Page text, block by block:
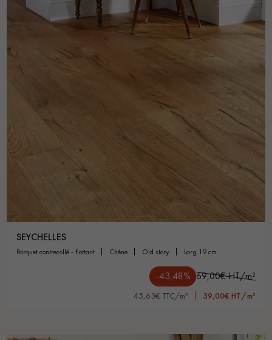
SEYCHELLES
parquet contrecollé - flottant chêne old story larg 19 cm
-43,48% 69,00€ HT/m²
45,63€ TTC/m² 39,00€ HT/m²